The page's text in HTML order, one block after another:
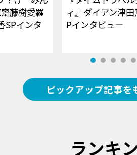
藤樹愛羅
SPインタ
ィ』ダイアン津田
Pインタビ
ピックアップ記事を
ランキ